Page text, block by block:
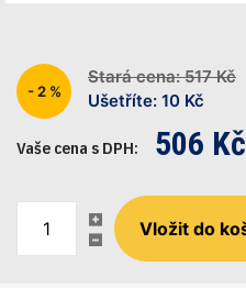
- 2 %
Stará cena: 517 Kč
Ušetříte: 10 Kč
Vaše cena s DPH: 506 Kč